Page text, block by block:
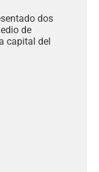
dos
de
capital del